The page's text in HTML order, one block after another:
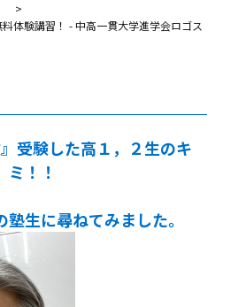
体験講習！ - 中高一貫大学進学会ロゴス
受験した高１，２生のキ
ミ！！
生に尋ねてみました。